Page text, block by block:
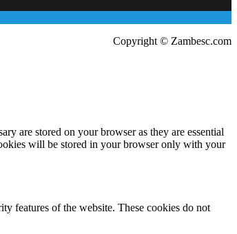
Copyright © Zambesc.com
are stored on your browser as they are essential
will be stored in your browser only with your
features of the website. These cookies do not